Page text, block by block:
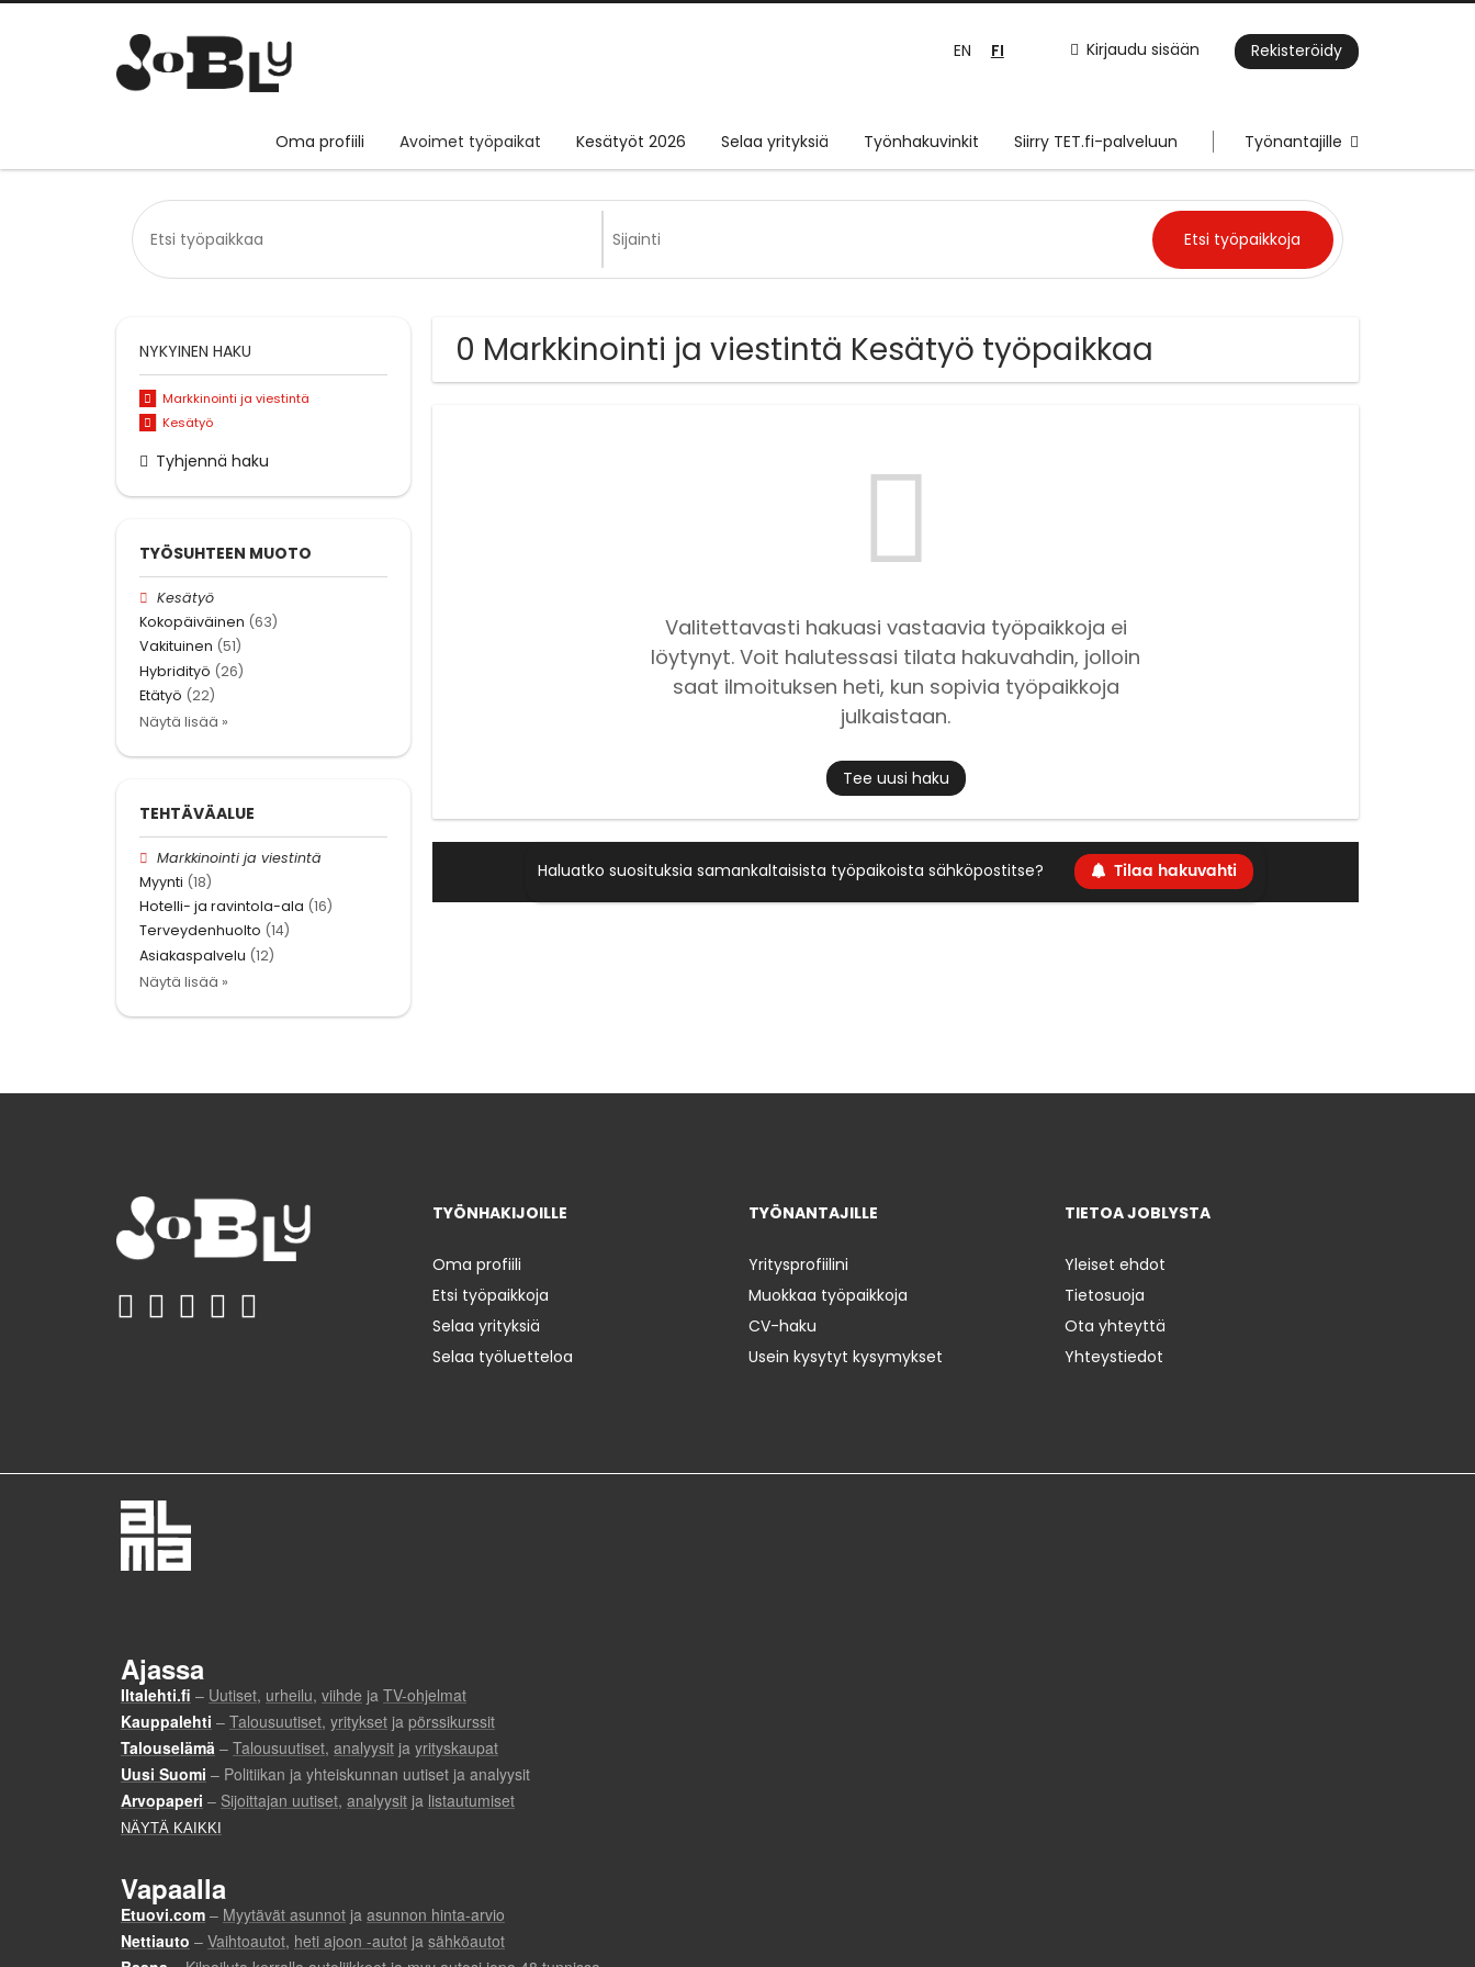
Kirjaudu sisään Rekisteröidy
EN FI
Oma profiili Avoimet työpaikat Kesätyöt 2026 Selaa yrityksiä Työnhakuvinkit Siirry TET.fi-palveluun Työnantajille
0 Markkinointi ja viestintä Kesätyö työpaikkaa
Valitettavasti hakuasi vastaavia työpaikkoja ei
löytynyt. Voit halutessasi tilata hakuvahdin, jolloin
saat ilmoituksen heti, kun sopivia työpaikkoja
julkaistaan.
Tee uusi haku
Haluatko suosituksia samankaltaisista työpaikoista sähköpostitse? Tilaa hakuvahti
NYKYINEN HAKU
Markkinointi ja viestintä
Kesätyö
Tyhjennä haku
TYÖSUHTEEN MUOTO
Kesätyö
Kokopäiväinen (63)
Vakituinen (51)
Hybridityö (26)
Etätyö (22)
Näytä lisää »
TEHTÄVÄALUE
Markkinointi ja viestintä
Myynti (18)
Hotelli- ja ravintola-ala (16)
Terveydenhuolto (14)
Asiakaspalvelu (12)
Näytä lisää »
TYÖNHAKIJOILLE
Oma profiili
Etsi työpaikkoja
Selaa yrityksiä
Selaa työluetteloa
TYÖNANTAJILLE
Yritysprofiilini
Muokkaa työpaikkoja
CV-haku
Usein kysytyt kysymykset
TIETOA JOBLYSTA
Yleiset ehdot
Tietosuoja
Ota yhteyttä
Yhteystiedot